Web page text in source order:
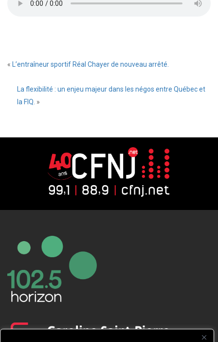
« L’entraîneur sportif Réal Chayer de nouveau arrêté.
La flexibilité : un enjeu majeur dans les négos entre Québec et
la FIQ. »